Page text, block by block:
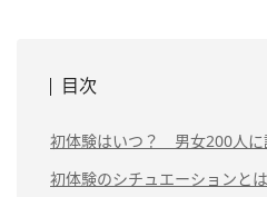
目次
初体験はいつ？ 男女200人に
初体験のシチュエーションと